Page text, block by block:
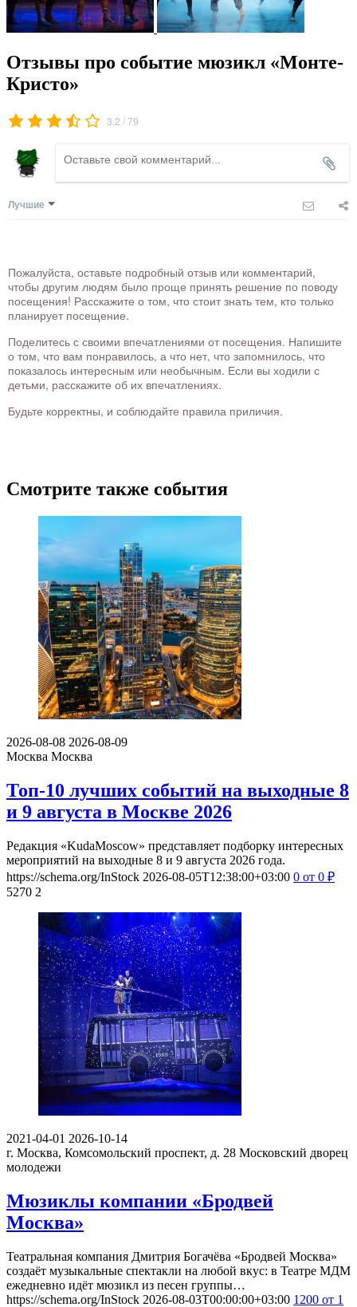
Отзывы про событие мюзикл «Монте-
Кристо»
3.2 /79
Лучшие
Пожалуйста, оставьте подробный отзыв или комментарий,
чтобы другим людям было проще принять решение по поводу
посещения! Расскажите о том, что стоит знать тем, кто только
планирует посещение.
Поделитесь с своими впечатлениями от посещения. Напишите
о том, что вам понравилось, а что нет, что запомнилось, что
показалось интересным или необычным. Если вы ходили с
детьми, расскажите об их впечатлениях.
Будьте корректны, и соблюдайте правила приличия.
Смотрите также события
2026-08-08 2026-08-09
Москва Москва
Топ-10 лучших событий на выходные 8
и 9 августа в Москве 2026
Редакция «KudaMoscow» представляет подборку интересных
мероприятий на выходные 8 и 9 августа 2026 года.
https://schema.org/InStock 2026-08-05T12:38:00+03:00 0 от 0 ₽
5270 2
2021-04-01 2026-10-14
г. Москва, Комсомольский проспект, д. 28 Московский дворец
молодежи
Мюзиклы компании «Бродвей
Москва»
Театральная компания Дмитрия Богачёва «Бродвей Москва»
создаёт музыкальные спектакли на любой вкус: в Театре МДМ
ежедневно идёт мюзикл из песен группы…
https://schema.org/InStock 2026-08-03T00:00:00+03:00 1200 от 1